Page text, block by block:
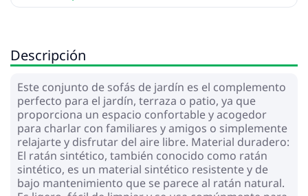
Descripción
Este conjunto de sofás de jardín es el complemento
perfecto para el jardín, terraza o patio, ya que
proporciona un espacio confortable y acogedor
para charlar con familiares y amigos o simplemente
relajarte y disfrutar del aire libre. Material duradero:
El ratán sintético, también conocido como ratán
sintético, es un material sintético resistente y de
bajo mantenimiento que se parece al ratán natural.